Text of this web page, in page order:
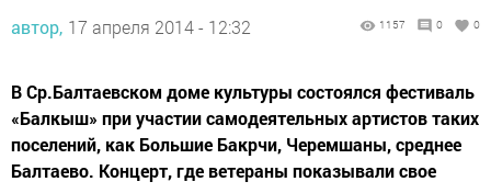
автор, 17 апреля 2014 - 12:32 1157 0 0
В Ср.Балтаевском доме культуры состоялся фестиваль
«Балкыш» при участии самодеятельных артистов таких
поселений, как Большие Бакрчи, Черемшаны, среднее
Балтаево. Концерт, где ветераны показывали свое